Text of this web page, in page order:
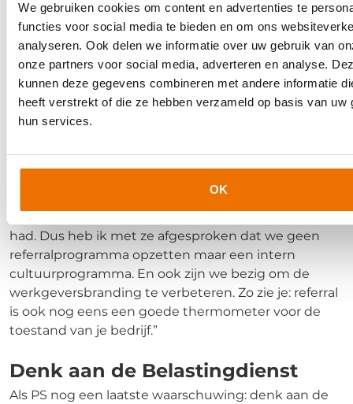
We gebruiken cookies om content en advertenties te
functies voor social media te bieden en om ons
analyseren. Ook delen we informatie over uw gebruik van
onze partners voor social media, adverteren en analyse.
kunnen deze gegevens combineren met andere informatie
heeft verstrekt of die ze hebben verzameld op basis van uw
hun services.
OK
cadeaubon of € 1500. Perfors had een klant bij wie
dat geldbedrag weinig uithaalde. “Ze beschikten
daar niet over een programma, maar alleen een
referralbonus: € 1500 na de proeftijd. En wat denk je?
Er komt daar geen referralkandidaat binnen. Ik ben
met de medewerkers in gesprek gegaan, en toen
kwam de oorzaak al snel naar boven. Die mensen
continue stroom aan veranderingen die niet altijd
ze goed gebruiken, maar ze wilden pas iemand
had. Dus heb ik met ze afgesproken dat we geen
referralprogramma opzetten maar een intern
cultuurprogramma. En ook zijn we bezig om de
werkgeversbranding te verbeteren. Zo zie je: referral
is ook nog eens een goede thermometer voor de
toestand van je bedrijf.”
Denk aan de Belastingdienst
Als PS nog een laatste waarschuwing: denk aan de